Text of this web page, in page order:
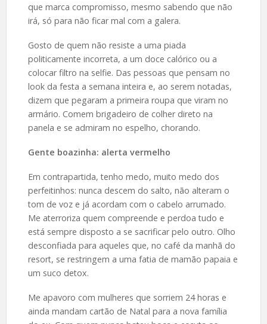
que marca compromisso, mesmo sabendo que não
irá, só para não ficar mal com a galera.
Gosto de quem não resiste a uma piada
politicamente incorreta, a um doce calórico ou a
colocar filtro na selfie. Das pessoas que pensam no
look da festa a semana inteira e, ao serem notadas,
dizem que pegaram a primeira roupa que viram no
armário. Comem brigadeiro de colher direto na
panela e se admiram no espelho, chorando.
Gente boazinha: alerta vermelho
Em contrapartida, tenho medo, muito medo dos
perfeitinhos: nunca descem do salto, não alteram o
tom de voz e já acordam com o cabelo arrumado.
Me aterroriza quem compreende e perdoa tudo e
está sempre disposto a se sacrificar pelo outro. Olho
desconfiada para aqueles que, no café da manhã do
resort, se restringem a uma fatia de mamão papaia e
um suco detox.
Me apavoro com mulheres que sorriem 24 horas e
ainda mandam cartão de Natal para a nova família